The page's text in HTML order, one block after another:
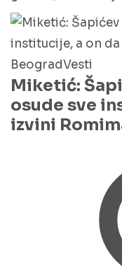
BeogradVesti
Miketić:
osude sve
izvini